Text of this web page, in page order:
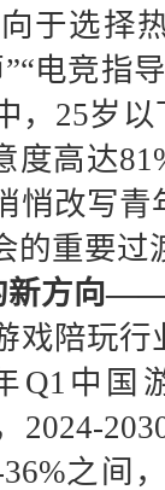
于选择
电竞指
，25岁
度高达
悄改写
的重要过
新方向
戏陪玩
Q1中
2024-
之间